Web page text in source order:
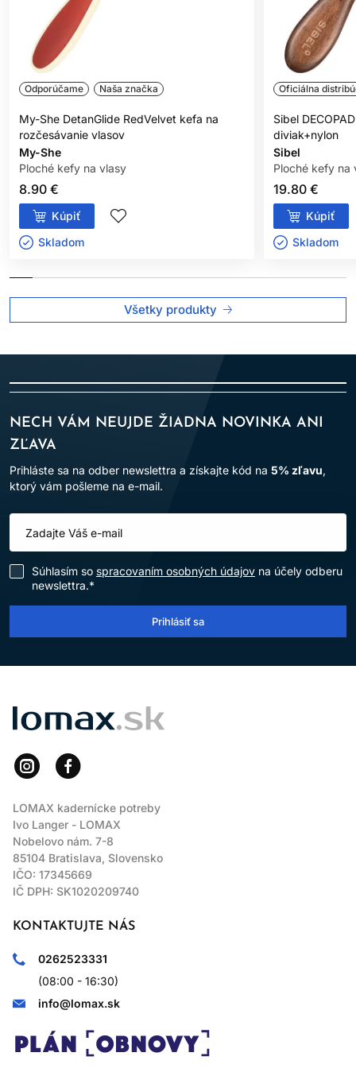
Odporúčame Naša značka
My-She DetanGlide RedVelvet kefa na
rozčesávanie vlasov
My-She
Ploché kefy na vlasy
8.90 €
Kúpiť
Skladom ㅤ
Oficiálna
Sibel
diviak+nylon
Sibel
Ploché kefy na
19.80 €
Kúpiť
Skladom ㅤ
Všetky produkty
NECH VÁM NEUJDE ŽIADNA NOVINKA ANI
ZĽAVA
Prihláste sa na odber newslettra a získajte kód na 5% zľavu,
ktorý vám pošleme na e-mail.
Súhlasím so spracovaním osobných údajov na účely odberu
newslettra.*
Prihlásiť sa
LOMAX
LOMAX kadernícke potreby
Ivo Langer - LOMAX
Nobelovo nám. 7-8
85104 Bratislava, Slovensko
IČO: 17345669
IČ DPH: SK1020209740
KONTAKTUJTE NÁS
0262523331
(08:00 - 16:30)
info@lomax.sk